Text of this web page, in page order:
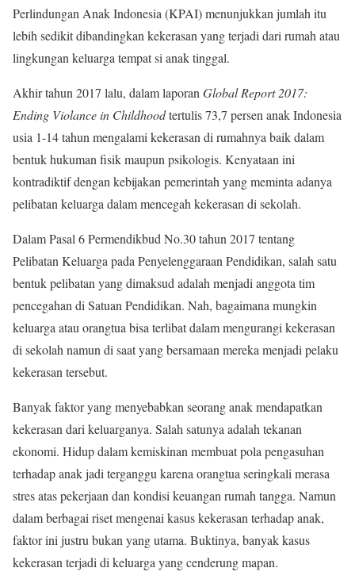
Perlindungan Anak Indonesia (KPAI) menunjukkan jumlah itu
lebih sedikit dibandingkan kekerasan yang terjadi dari rumah atau
lingkungan keluarga tempat si anak tinggal.
Akhir tahun 2017 lalu, dalam laporan Global Report 2017:
Ending Violance in Childhoodtertulis 73,7 persen anak Indonesia
usia 1-14 tahun mengalami kekerasan di rumahnya baik dalam
bentuk hukuman fisik maupun psikologis. Kenyataan ini
kontradiktif dengan kebijakan pemerintah yang meminta adanya
pelibatan keluarga dalam mencegah kekerasan di sekolah.
Dalam Pasal 6 Permendikbud No.30 tahun 2017 tentang
Pelibatan Keluarga pada Penyelenggaraan Pendidikan, salah satu
bentuk pelibatan yang dimaksud adalah menjadi anggota tim
pencegahan di Satuan Pendidikan. Nah, bagaimana mungkin
keluarga atau orangtua bisa terlibat dalam mengurangi kekerasan
di sekolah namun di saat yang bersamaan mereka menjadi pelaku
kekerasan tersebut.
Banyak faktor yang menyebabkan seorang anak mendapatkan
kekerasan dari keluarganya. Salah satunya adalah tekanan
ekonomi. Hidup dalam kemiskinan membuat pola pengasuhan
terhadap anak jadi terganggu karena orangtua seringkali merasa
stres atas pekerjaan dan kondisi keuangan rumah tangga. Namun
dalam berbagai riset mengenai kasus kekerasan terhadap anak,
faktor ini justru bukan yang utama. Buktinya, banyak kasus
kekerasan terjadi di keluarga yang cenderung mapan.